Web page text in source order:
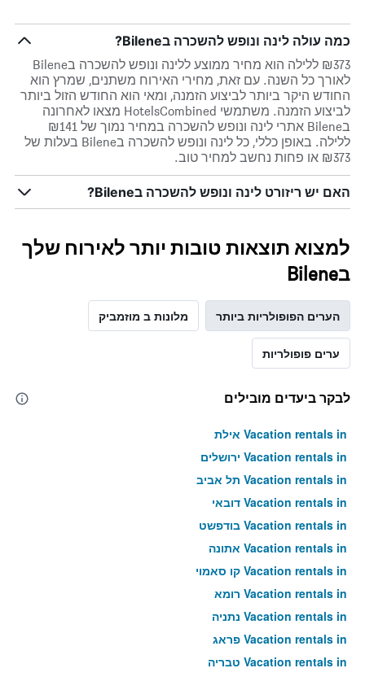
כמה עולה לינה ונופש להשכרה בBilene?
₪373 ללילה הוא מחיר ממוצע ללינה ונופש להשכרה בBilene
לאורך כל השנה. עם זאת, מחירי האירוח משתנים, שמרץ הוא
החודש היקר ביותר לביצוע הזמנה, ומאי הוא החודש הזול ביותר
לביצוע הזמנה. משתמשי HotelsCombined מצאו לאחרונה
בBilene אתרי לינה ונופש להשכרה במחיר נמוך של ₪141
ללילה. באופן כללי, כל לינה ונופש להשכרה בBilene בעלות של
₪373 או פחות נחשב למחיר טוב.
האם יש ריזורט לינה ונופש להשכרה בBilene?
למצוא תוצאות טובות יותר לאירוח שלך
בBilene
הערים הפופולריות ביותר מלונות ב מוזמביק
ערים פופולריות
לבקר ביעדים מובילים
Vacation rentals in אילת
Vacation rentals in ירושלים
Vacation rentals in תל אביב
Vacation rentals in דובאי
Vacation rentals in בודפשט
Vacation rentals in אתונה
Vacation rentals in קו סאמוי
Vacation rentals in רומא
Vacation rentals in נתניה
Vacation rentals in פראג
Vacation rentals in טבריה